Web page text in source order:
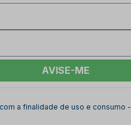
AVISE-ME
a finalidade de uso e consumo -